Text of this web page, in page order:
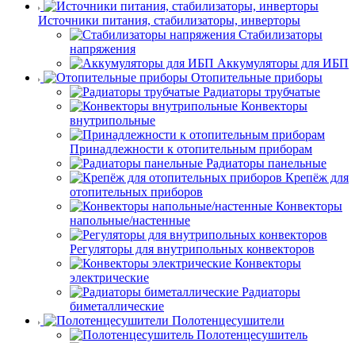
Источники питания, стабилизаторы, инверторы
Стабилизаторы
напряжения
Аккумуляторы для ИБП
Отопительные приборы
Радиаторы трубчатые
Конвекторы
внутрипольные
Принадлежности к отопительным приборам
Радиаторы панельные
Крепёж для
отопительных приборов
Конвекторы
напольные/настенные
Регуляторы для внутрипольных конвекторов
Конвекторы
электрические
Радиаторы
биметаллические
Полотенцесушители
Полотенцесушитель